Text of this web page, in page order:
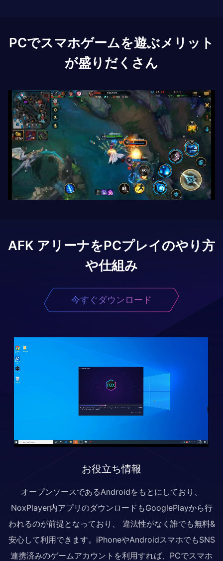
PCでスマホゲームを遊ぶメリット
が盛りだくさん
AFK アリーナをPCプレイのやり方
や仕組み
今すぐダウンロード
お役立ち情報
オープンソースであるAndroidをもとにしており、
NoxPlayer内アプリのダウンロードもGooglePlayから行
われるのが前提となっており、 違法性がなく誰でも無料&
安心して利用できます。iPhoneやAndroidスマホでもSNS
連携済みのゲームアカウントを利用すれば、PCでスマホ